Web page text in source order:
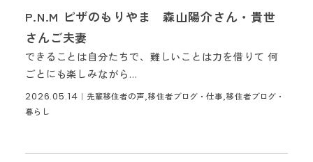
P.N.M ピザのもりやま 森山陽介さん・貴世
さんご夫妻
できることは自分たちで、難しいことは力を借りて 何
ごとにも楽しみながら...
2026.05.14 ｜ 先輩移住者の声,移住者ブログ・仕事,移住者ブログ・
暮らし